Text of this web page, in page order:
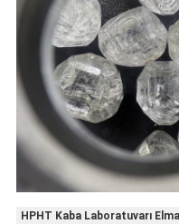
HPHT Kaba Laboratuvarı